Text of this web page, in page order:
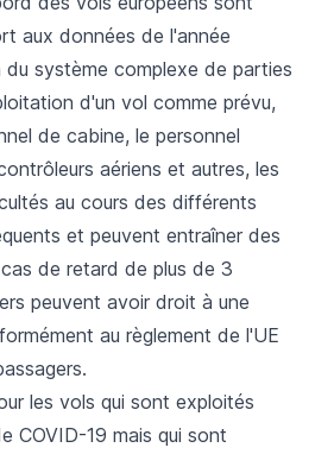
aux données de l'année
du système complexe de parties
d'un vol comme prévu,
de cabine, le personnel
aériens et autres, les
au cours des différents
et peuvent entraîner des
de retard de plus de 3
peuvent avoir droit à une
au règlement de l'UE
les vols qui sont exploités
COVID-19 mais qui sont